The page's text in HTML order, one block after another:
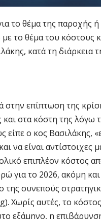
το θέμα της παροχής
το θέμα του κόστους
κατά τη διάρκεια
στην επίπτωση της
και στα κόστη της λόγω
ο κος Βασιλάκης,
να είναι αντίστοιχες
επιπλέον κόστος
για το 2026, ακόμη
της συνεπούς
Χωρίς αυτές, το
εξάμηνο, η επιβάρυνση